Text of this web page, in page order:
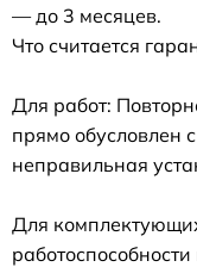
— до 3 месяцев.
Что считается
Для работ:
прямо обусловлен
неправильная
Для